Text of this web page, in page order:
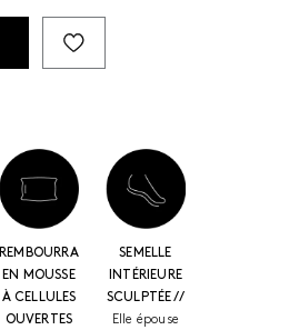
REMBOURRAGE
EN MOUSSE
À CELLULES
OUVERTES
SEMELLE
INTÉRIEURE
SCULPTÉE //
Elle épouse